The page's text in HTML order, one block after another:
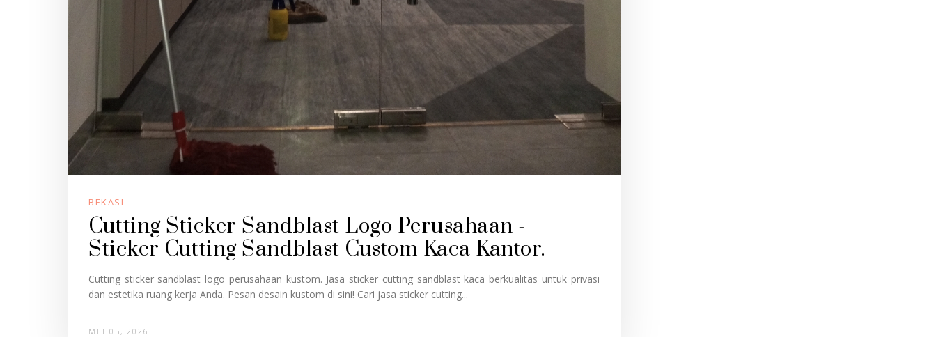
BEKASI
Cutting Sticker Sandblast Logo Perusahaan -
Sticker Cutting Sandblast Custom Kaca Kantor.
Cutting sticker sandblast logo perusahaan kustom. Jasa sticker cutting sandblast kaca berkualitas untuk privasi
dan estetika ruang kerja Anda. Pesan desain kustom di sini! Cari jasa sticker cutting...
MEI 05, 2026